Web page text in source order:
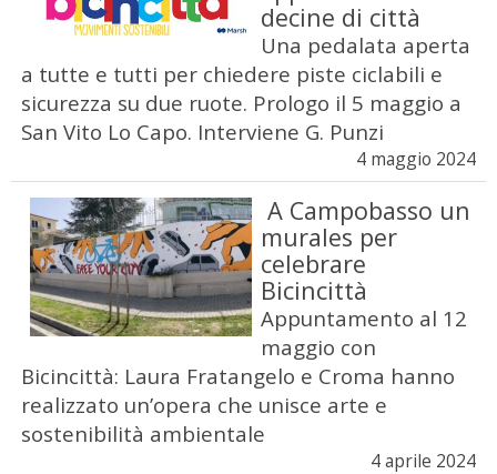
decine di città
Una pedalata aperta
a tutte e tutti per chiedere piste ciclabili e
sicurezza su due ruote. Prologo il 5 maggio a
San Vito Lo Capo. Interviene G. Punzi
4 maggio 2024
A Campobasso un
murales per
celebrare
Bicincittà
Appuntamento al 12
maggio con
Bicincittà: Laura Fratangelo e Croma hanno
realizzato un’opera che unisce arte e
sostenibilità ambientale
4 aprile 2024